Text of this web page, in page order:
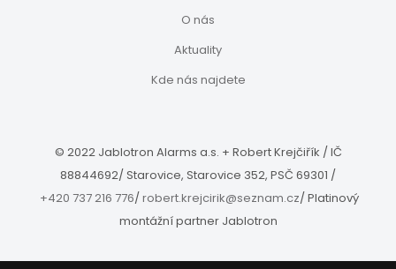
O nás
Aktuality
Kde nás najdete
© 2022 Jablotron Alarms a.s. + Robert Krejčiřík / IČ
88844692/ Starovice, Starovice 352, PSČ 69301 /
+420 737 216 776/ robert.krejcirik@seznam.cz/ Platinový
montážní partner Jablotron